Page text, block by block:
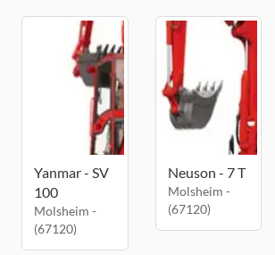
Yanmar - SV
100
Molsheim -
(67120)
Neuson - 7 T
Molsheim -
(67120)